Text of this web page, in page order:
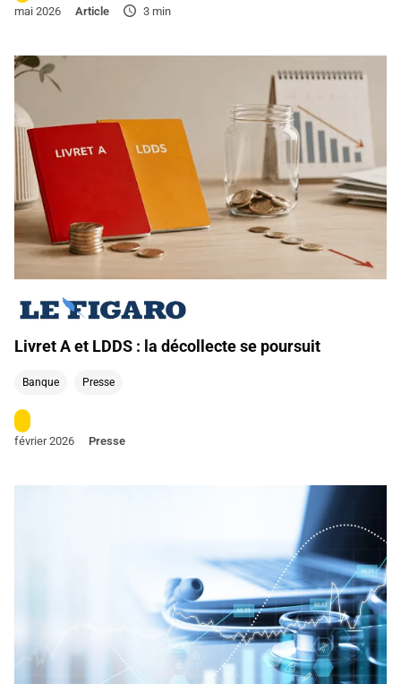
mai 2026 Article 3 min
Livret A et LDDS : la décollecte se poursuit
Banque Presse
février 2026 Presse